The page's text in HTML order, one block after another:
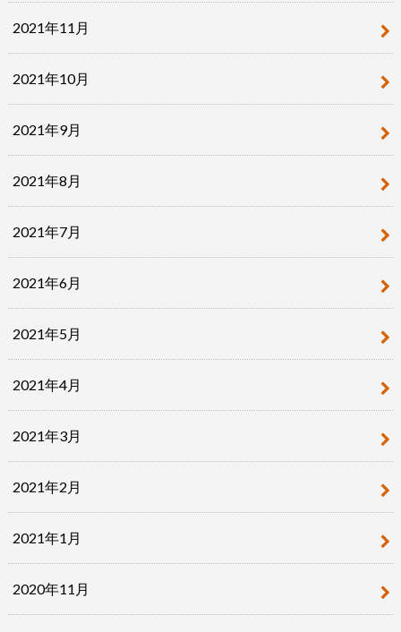
2021年11月
2021年10月
2021年9月
2021年8月
2021年7月
2021年6月
2021年5月
2021年4月
2021年3月
2021年2月
2021年1月
2020年11月